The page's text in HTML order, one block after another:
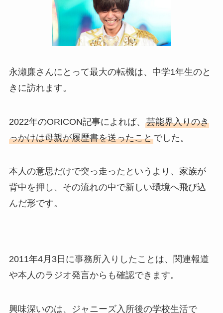
永瀬廉さんにとって最大の転機は、中学1年生のと
きに訪れます。
2022年のORICON記事によれば、 芸能界入りのき
っかけは母親が履歴書を送ったことでした。
本人の意思だけで突っ走ったというより、家族が
背中を押し、その流れの中で新しい環境へ飛び込
んだ形です。
2011年4月3日に事務所入りしたことは、関連報道
や本人のラジオ発言からも確認できます。
興味深いのは、ジャニーズ入所後の学校生活で